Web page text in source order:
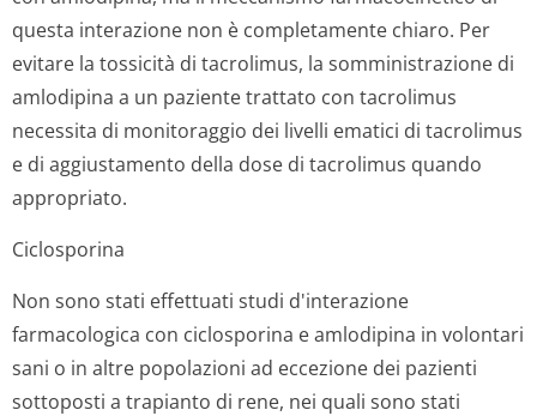
questa interazione non è completamente chiaro. Per
evitare la tossicità di tacrolimus, la somministrazione di
amlodipina a un paziente trattato con tacrolimus
necessita di monitoraggio dei livelli ematici di tacrolimus
e di aggiustamento della dose di tacrolimus quando
appropriato.
Ciclosporina
Non sono stati effettuati studi d'interazione
farmacologica con ciclosporina e amlodipina in volontari
sani o in altre popolazioni ad eccezione dei pazienti
sottoposti a trapianto di rene, nei quali sono stati